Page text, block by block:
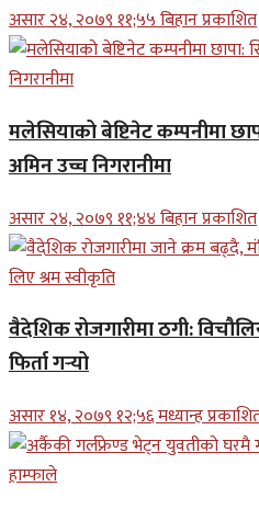
असार २४, २०७९ ११;५५ बिहान प्रकाशित
मलेसियाको बेष्टिनेट कम्पनीमा
अमिन उच्च निगरानीमा
असार २४, २०७९ ११;४४ बिहान प्रकाशित
वैदेशिक रोजगारीमा ठगी:
फिर्ता गर्‍यो
असार १४, २०७९ १२;५६ मध्यान्ह